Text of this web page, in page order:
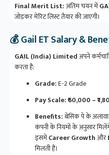
Final Merit List:अंतिम चयन में
जोड़कर मेरिट लिस्ट तैयार की जाएगी।
💰 Gail ET Salary &
GAIL (India) Limitedअपने
करता है:
Grade:E-2 Grade
Pay Scale:₹60,000 –
Benefits:बेसिक पे के
कंपनी के नियमों के अनुसार
इसमेंCareer Growthऔर
मिलती है।